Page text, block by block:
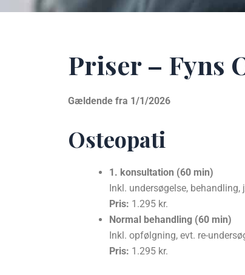
Priser – Fyns
Gældende fra 1/1/2026
Osteopati
1. konsultation (60 min)
Inkl. undersøgelse,
Pris: 1.295 kr.
Normal behandling (60 min)
Inkl. opfølgning, evt. re-
Pris: 1.295 kr.